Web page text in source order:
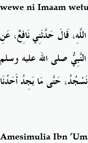
wewe ni Imaam
قَالَ حَدَّثَنِي نَافِعٌ، عَنِ
صلى الله عليه وسلم
حَتَّى مَا يَجِدُ أَحَدُنَا
Amesimulia Ibn